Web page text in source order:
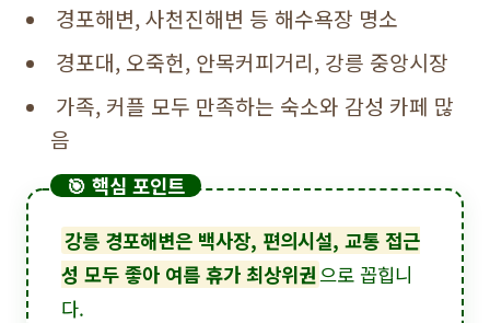
경포해변, 사천진해변 등 해수욕장 명소
경포대, 오죽헌, 안목커피거리, 강릉 중앙시장
가족, 커플 모두 만족하는 숙소와 감성 카페 많
음
🎯 핵심 포인트
강릉 경포해변은 백사장, 편의시설, 교통 접근
성 모두 좋아 여름 휴가 최상위권으로 꼽힙니
다.